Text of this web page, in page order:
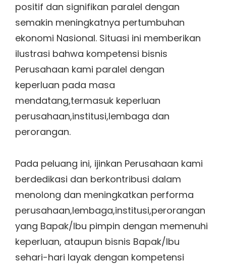
positif dan signifikan paralel dengan
semakin meningkatnya pertumbuhan
ekonomi Nasional. Situasi ini memberikan
ilustrasi bahwa kompetensi bisnis
Perusahaan kami paralel dengan
keperluan pada masa
mendatang,termasuk keperluan
perusahaan,institusi,lembaga dan
perorangan.
Pada peluang ini, ijinkan Perusahaan kami
berdedikasi dan berkontribusi dalam
menolong dan meningkatkan performa
perusahaan,lembaga,institusi,perorangan
yang Bapak/Ibu pimpin dengan memenuhi
keperluan, ataupun bisnis Bapak/Ibu
sehari-hari layak dengan kompetensi